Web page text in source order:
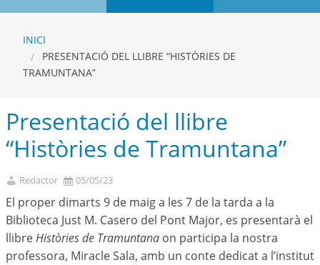
INICI
PRESENTACIÓ DEL LLIBRE “HISTÒRIES DE
TRAMUNTANA”
Presentació del llibre
“Històries de Tramuntana”
Redactor 05/05/23
El proper dimarts 9 de maig a les 7 de la tarda a la
Biblioteca Just M. Casero del Pont Major, es presentarà el
llibreHistòries de Tramuntana on participa la nostra
professora, Miracle Sala, amb un conte dedicat a l’institut